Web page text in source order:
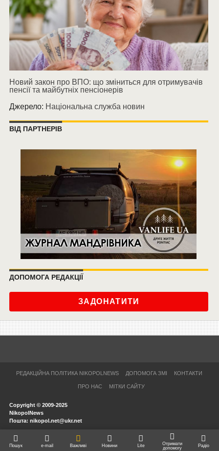
Новий закон про ВПО: що зміниться для отримувачів
пенсії та майбутніх пенсіонерів
Джерело: Національна служба новин
ВІД ПАРТНЕРІВ
ДОПОМОГА РЕДАКЦІЇ
ЗАДОНАТИТИ
РЕДАКЦІЙНА ПОЛІТИКА NIKOPOLNEWS ДОПОМОГА ЗМІ КОНТАКТИ
ПРО НАС МІТКИ САЙТУ
Copyright © 2009-2025
NikopolNews
Пошта: nikopol.net@ukr.net
Пошук e-mail Важливі Новини Lite
Отримати
допомогу
Радіо